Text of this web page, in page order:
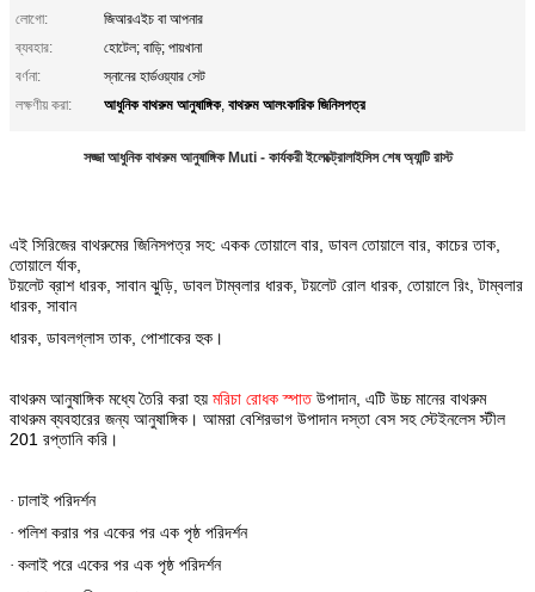
লোগো:
জিআরএইচ বা আপনার
ব্যবহার:
হোটেল; বাড়ি; পায়খানা
বর্ণনা:
স্নানের হার্ডওয়্যার সেট
লক্ষণীয় করা:
আধুনিক বাথরুম আনুষাঙ্গিক, বাথরুম আলংকারিক জিনিসপত্র
সজ্জা আধুনিক বাথরুম আনুষাঙ্গিক Muti - কার্যকরী ইলেক্ট্রোলাইসিস শেষ অ্যান্টি রাস্ট
এই সিরিজের বাথরুমের জিনিসপত্র সহ: একক তোয়ালে বার, ডাবল তোয়ালে বার, কাচের তাক,
তোয়ালে র্যাক,
টয়লেট ব্রাশ ধারক, সাবান ঝুড়ি, ডাবল টাম্বলার ধারক, টয়লেট রোল ধারক, তোয়ালে রিং, টাম্বলার
ধারক, সাবান
ধারক, ডাবলগ্লাস তাক, পোশাকের হুক।
বাথরুম আনুষাঙ্গিক মধ্যে তৈরি করা হয় মরিচা রোধক স্পাতউপাদান, এটি উচ্চ মানের বাথরুম
বাথরুম ব্যবহারের জন্য আনুষাঙ্গিক। আমরা বেশিরভাগ উপাদান দস্তা বেস সহ স্টেইনলেস স্টীল
201 রপ্তানি করি।
· ঢালাই পরিদর্শন
· পলিশ করার পর একের পর এক পৃষ্ঠ পরিদর্শন
· কলাই পরে একের পর এক পৃষ্ঠ পরিদর্শন